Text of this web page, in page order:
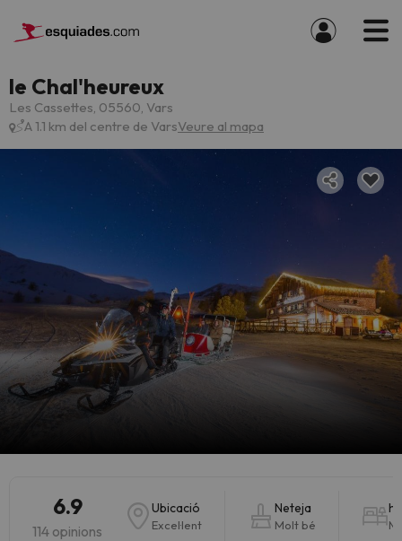
le Chal'heureux
Les Cassettes, 05560, Vars
A 1.1 km del centre de VarsVeure al mapa
6.9
114 opinions
Ubicació
Excel·lent
Neteja
Molt bé